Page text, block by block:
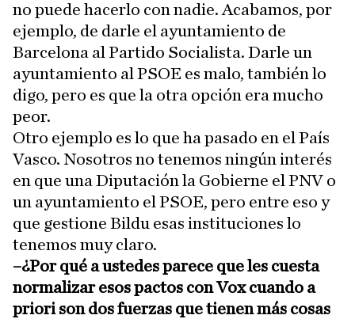
no puede hacerlo con nadie. Acabamos, por
ejemplo, de darle el ayuntamiento de
Barcelona al Partido Socialista. Darle un
ayuntamiento al PSOE es malo, también lo
digo, pero es que la otra opción era mucho
peor.
Otro ejemplo es lo que ha pasado en el País
Vasco. Nosotros no tenemos ningún interés
en que una Diputación la Gobierne el PNV o
un ayuntamiento el PSOE, pero entre eso y
que gestione Bildu esas instituciones lo
tenemos muy claro.
–¿Por qué a ustedes parece que les cuesta
normalizar esos pactos con Vox cuando a
priori son dos fuerzas que tienen más cosas